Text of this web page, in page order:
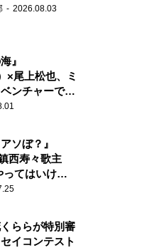
2026.08.03
』
×尾上松也、ミ
ンチャーで美
ソぼ？』
西寿々歌主
てはいけま
ららが特別審
イコンテスト